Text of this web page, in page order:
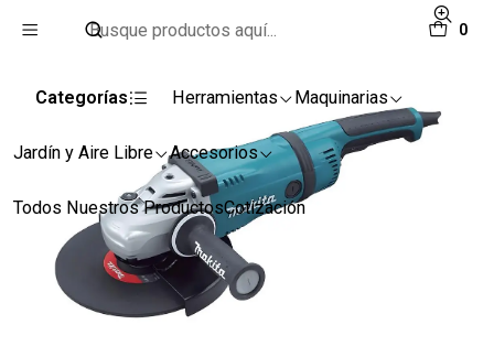
0
Categorías Herramientas Maquinarias
Jardín y Aire Libre Accesorios
Todos Nuestros ProductosCotización